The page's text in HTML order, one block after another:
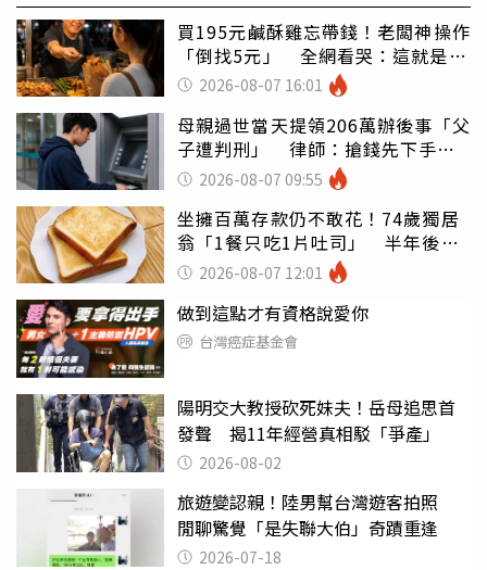
買195元鹹酥雞忘帶錢！老闆神操作
「倒找5元」 全網看哭：這就是台
灣 2026-08-07 16:01
母親過世當天提領206萬辦後事「父
子遭判刑」 律師：搶錢先下手是
罪 2026-08-07 09:55
坐擁百萬存款仍不敢花！74歲獨居
翁「1餐只吃1片吐司」 半年後暴
瘦嚇壞女兒
2026-08-07 12:01
做到這點才有資格說愛你
台灣癌症基金會
陽明交大教授砍死妹夫！岳母追思首
發聲 揭11年經營真相駁「爭產」
2026-08-02
旅遊變認親！陸男幫台灣遊客拍照
閒聊驚覺「是失聯大伯」奇蹟重逢
2026-07-18